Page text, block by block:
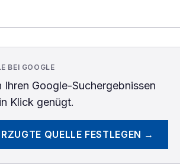
BEI GOOGLE
Google-Suchergebnissen
Klick genügt.
QUELLE FESTLEGEN →